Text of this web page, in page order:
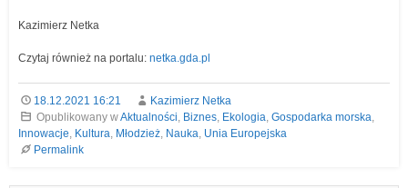
Kazimierz Netka
Czytaj również na portalu: netka.gda.pl
18.12.2021 16:21
Kazimierz Netka
Opublikowany wAktualności, Biznes, Ekologia, Gospodarka morska,
Innowacje, Kultura, Młodzież, Nauka, Unia Europejska
Permalink